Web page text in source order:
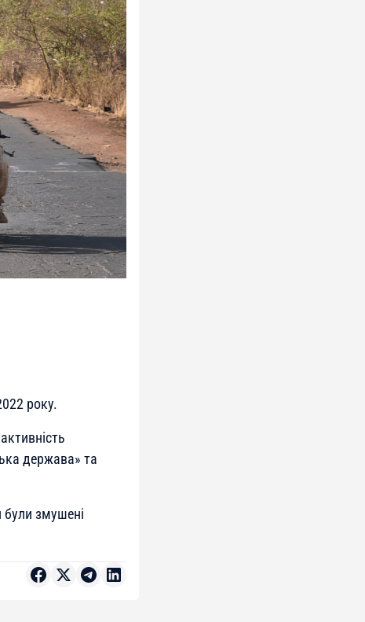
року.
держава» та
були змушені